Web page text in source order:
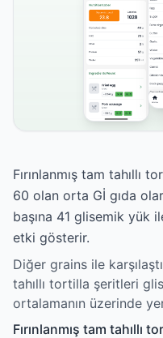
Fırınlanmış tam tahıllı
60 olan orta Gİ gıda
başına 41 glisemik yük
etki gösterir.
Diğer grains ile
tahıllı tortilla şeritleri
ortalamanın üzerinde
Fırınlanmış tam tahıllı